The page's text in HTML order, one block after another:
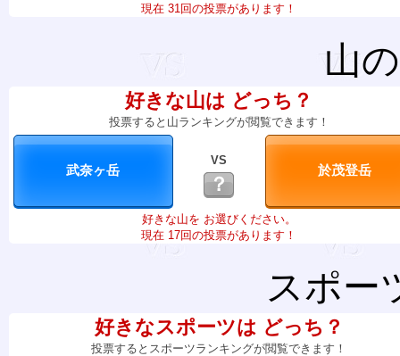
現在 31回の投票があります！
山
好きな山は どっち？
投票すると山ランキングが閲覧できます！
VS
？
好きな山を お選びください。
現在 17回の投票があります！
スポー
好きなスポーツは どっち？
投票するとスポーツランキングが閲覧できます！